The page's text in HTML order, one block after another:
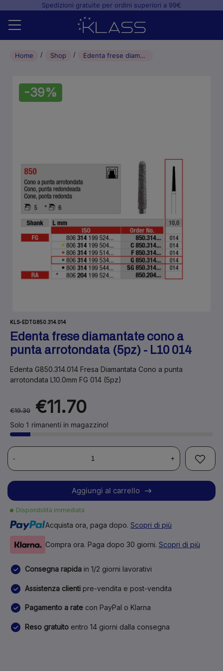
Spedizioni gratuite per ordini superiori a 99€
Home
Studio odontoiatrico
Home Shop Edenta frese diamantate cono a punta arrotondata (5pz) – L10 014
-39%
KLS-EDTG850.314.014
Edenta frese diamantate cono a
punta arrotondata (5pz) - L10 014
Edenta G850.314.014 Fresa Diamantata Cono a punta
arrotondata L10.0mm FG 014 (5pz)
€19.30 €11.70
Solo 1 rimanenti in magazzino!
- +
Aggiungi al carrello
Disponibilità immediata
Acquista ora, paga dopo. Scopri di più
Compra ora. Paga dopo 30 giorni. Scopri di più
Consegna rapida in 1/2 giorni lavorativi
Assistenza clienti pre-vendita e post-vendita
Pagamento a rate con PayPal o Klarna
Reso gratuito entro 14 giorni dalla consegna